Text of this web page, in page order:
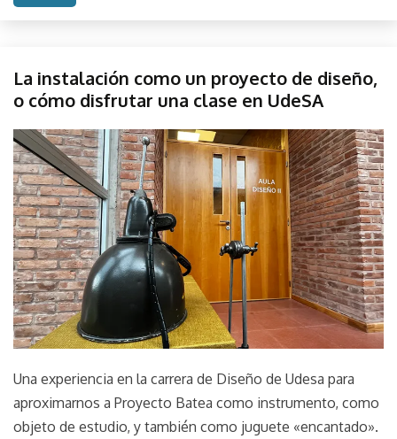
Diseño
Instalación
Instalación
objeto
Project
Proyecto
Udesa
La instalación como un proyecto de diseño,
o cómo disfrutar una clase en UdeSA
mayo
31,
2023
parselis
Una experiencia en la carrera de Diseño de Udesa para
aproximarnos a Proyecto Batea como instrumento, como
objeto de estudio, y también como juguete «encantado».